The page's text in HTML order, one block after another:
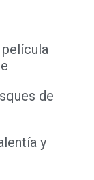
de
y